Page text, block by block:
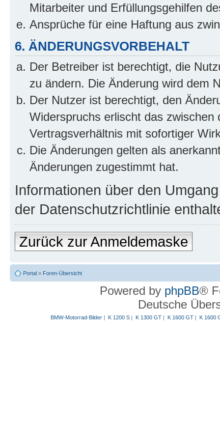
Mitarbeiter und Erfüllungsgehilfen
Ansprüche für eine Haftung aus
6. ÄNDERUNGSVORBEHALT
Der Betreiber ist berechtigt, die
zu ändern. Die Änderung wird dem
Der Nutzer ist berechtigt, den
Widerspruchs erlischt das
Vertragsverhältnis mit sofortiger
Die Änderungen gelten als
Änderungen zugestimmt hat.
Informationen über den
der Datenschutzrichtlinie
Zurück zur Anmeldemaske
Portal » Foren-Übersicht
Powered by phpBB®
Deutsche
BMW-Motorrad-Bilder| K 1200 S| K 1300 GT| K 1600 GT| K 1600